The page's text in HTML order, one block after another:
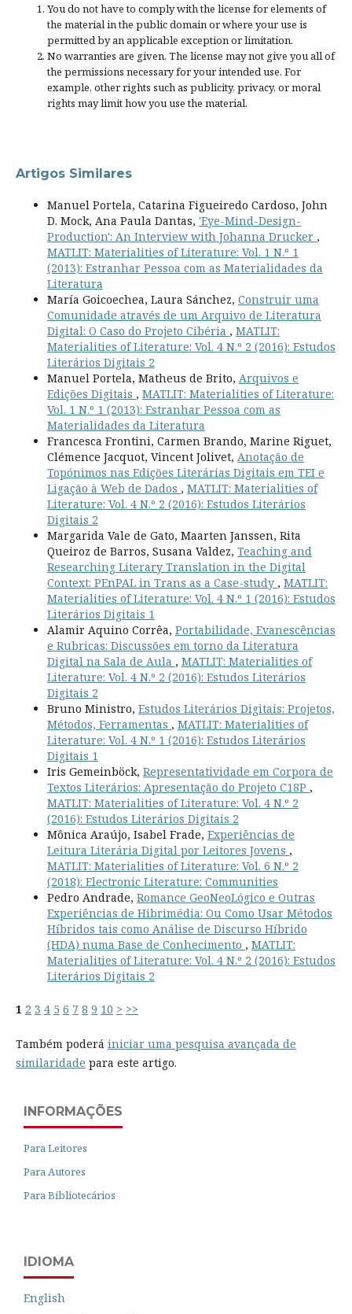
You do not have to comply with the license for elements of
the material in the public domain or where your use is
permitted by an applicable exception or limitation.
No warranties are given. The license may not give you all of
the permissions necessary for your intended use. For
example, other rights such as publicity, privacy, or moral
rights may limit how you use the material.
Artigos Similares
Manuel Portela, Catarina Figueiredo Cardoso, John
D. Mock, Ana Paula Dantas, 'Eye-Mind-Design-
Production': An Interview with Johanna Drucker ,
MATLIT: Materialities of Literature: Vol. 1 N.º 1
(2013): Estranhar Pessoa com as Materialidades da
Literatura
María Goicoechea, Laura Sánchez, Construir uma
Comunidade através de um Arquivo de Literatura
Digital: O Caso do Projeto Cibéria , MATLIT:
Materialities of Literature: Vol. 4 N.º 2 (2016): Estudos
Literários Digitais 2
Manuel Portela, Matheus de Brito, Arquivos e
Edições Digitais , MATLIT: Materialities of Literature:
Vol. 1 N.º 1 (2013): Estranhar Pessoa com as
Materialidades da Literatura
Francesca Frontini, Carmen Brando, Marine Riguet,
Clémence Jacquot, Vincent Jolivet, Anotação de
Topónimos nas Edições Literárias Digitais em TEI e
Ligação à Web de Dados , MATLIT: Materialities of
Literature: Vol. 4 N.º 2 (2016): Estudos Literários
Digitais 2
Margarida Vale de Gato, Maarten Janssen, Rita
Queiroz de Barros, Susana Valdez, Teaching and
Researching Literary Translation in the Digital
Context: PEnPAL in Trans as a Case-study , MATLIT:
Materialities of Literature: Vol. 4 N.º 1 (2016): Estudos
Literários Digitais 1
Alamir Aquino Corrêa, Portabilidade, Evanescências
e Rubricas: Discussões em torno da Literatura
Digital na Sala de Aula , MATLIT: Materialities of
Literature: Vol. 4 N.º 2 (2016): Estudos Literários
Digitais 2
Bruno Ministro, Estudos Literários Digitais: Projetos,
Métodos, Ferramentas , MATLIT: Materialities of
Literature: Vol. 4 N.º 1 (2016): Estudos Literários
Digitais 1
Iris Gemeinböck, Representatividade em Corpora de
Textos Literários: Apresentação do Projeto C18P ,
MATLIT: Materialities of Literature: Vol. 4 N.º 2
(2016): Estudos Literários Digitais 2
Mônica Araújo, Isabel Frade, Experiências de
Leitura Literária Digital por Leitores Jovens ,
MATLIT: Materialities of Literature: Vol. 6 N.º 2
(2018): Electronic Literature: Communities
Pedro Andrade, Romance GeoNeoLógico e Outras
Experiências de Hibrimédia: Ou Como Usar Métodos
Híbridos tais como Análise de Discurso Híbrido
(HDA) numa Base de Conhecimento , MATLIT:
Materialities of Literature: Vol. 4 N.º 2 (2016): Estudos
Literários Digitais 2
1 2 3 4 5 6 7 8 9 10 > >>
Também poderá iniciar uma pesquisa avançada de
similaridade para este artigo.
INFORMAÇÕES
Para Leitores
Para Autores
Para Bibliotecários
IDIOMA
English